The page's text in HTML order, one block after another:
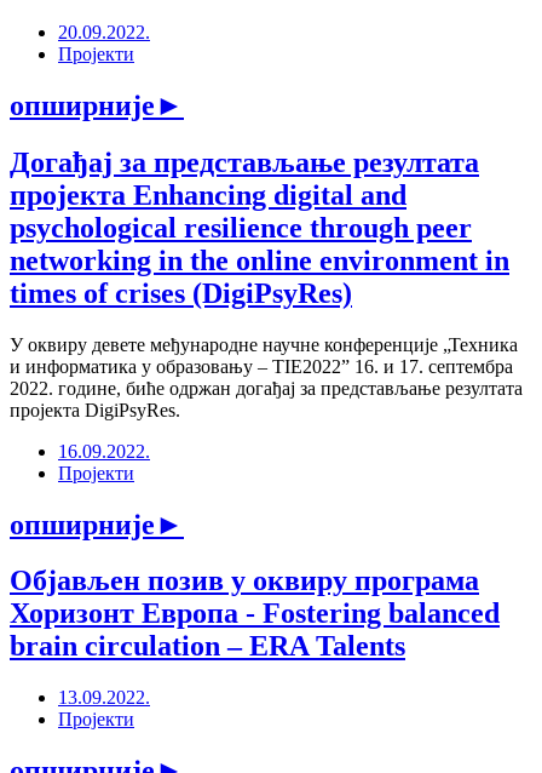
20.09.2022.
Пројекти
опширније►
Догађај за представљање резултата
пројекта Enhancing digital and
psychological resilience through peer
networking in the online environment in
times of crises (DigiPsyRes)
У оквиру девете међународне научне конференције „Техника
и информатика у образовању – TIE2022” 16. и 17. септембра
2022. године, биће одржан догађај за представљање резултата
пројекта DigiPsyRes.
16.09.2022.
Пројекти
опширније►
Објављен позив у оквиру програма
Хоризонт Европа - Fostering balanced
brain circulation – ERA Talents
13.09.2022.
Пројекти